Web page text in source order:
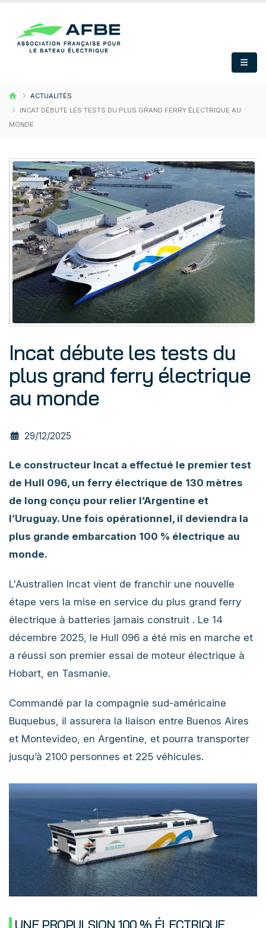
ACTUALITÉS
INCAT DÉBUTE LES TESTS DU PLUS GRAND FERRY ÉLECTRIQUE AU
MONDE
Incat débute les tests du
plus grand ferry électrique
au monde
29/12/2025
Le constructeur Incat a effectué le premier test
de Hull 096, un ferry électrique de 130 mètres
de long conçu pour relier l’Argentine et
l’Uruguay. Une fois opérationnel, il deviendra la
plus grande embarcation 100 % électrique au
monde.
L'Australien Incat vient de franchir une nouvelle
étape vers la mise en service du plus grand ferry
électrique à batteries jamais construit . Le 14
décembre 2025, le Hull 096 a été mis en marche et
a réussi son premier essai de moteur électrique à
Hobart, en Tasmanie.
Commandé par la compagnie sud-américaine
Buquebus, il assurera la liaison entre Buenos Aires
et Montevideo, en Argentine, et pourra transporter
jusqu’à 2100 personnes et 225 véhicules.
UNE PROPULSION 100 % ÉLECTRIQUE